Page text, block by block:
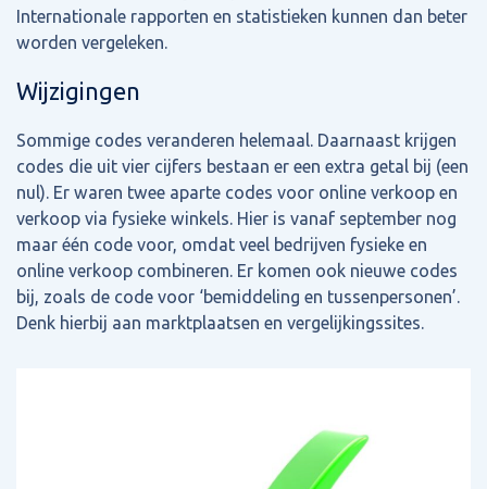
Internationale rapporten en statistieken kunnen dan beter
worden vergeleken.
Wijzigingen
Sommige codes veranderen helemaal. Daarnaast krijgen
codes die uit vier cijfers bestaan er een extra getal bij (een
nul). Er waren twee aparte codes voor online verkoop en
verkoop via fysieke winkels. Hier is vanaf september nog
maar één code voor, omdat veel bedrijven fysieke en
online verkoop combineren. Er komen ook nieuwe codes
bij, zoals de code voor ‘bemiddeling en tussenpersonen’.
Denk hierbij aan marktplaatsen en vergelijkingssites.